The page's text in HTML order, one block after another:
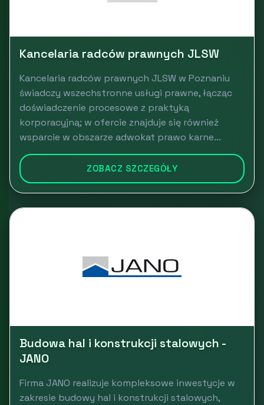
Kancelaria radców prawnych JLSW
Kancelaria radców prawnych JLSW w Poznaniu
świadczy wszechstronne usługi prawne, łącząc
doświadczenie procesowe z praktyką
korporacyjną; w ofercie znajduje się również
wsparcie w obszarze adwokat prawo karne...
ZOBACZ SZCZEGÓŁY
Budowa hal i konstrukcji stalowych -
JANO
Firma JANO realizuje kompleksowe inwestycje w
zakresie budowy hal i konstrukcji stalowych,